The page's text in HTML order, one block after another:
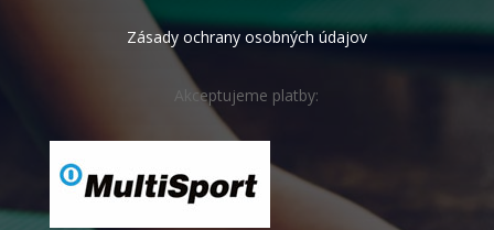
Zásady ochrany osobných údajov
Akceptujeme platby: